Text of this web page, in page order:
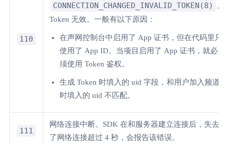
110
CONNECTION_CHANGED_INVALID_TOKEN(8)
。
Token 无效。一般有以下原因：
在声网控制台中启用了 App 证书，但在代码里只
使用了 App ID。当项目启用了 App 证书，就必
须使用 Token 鉴权。
生成 Token 时填入的 uid 字段，和用户加入频道
时填入的 uid 不匹配。
111
网络连接中断。SDK 在和服务器建立连接后，失去
了网络连接超过 4 秒，会报告该错误。